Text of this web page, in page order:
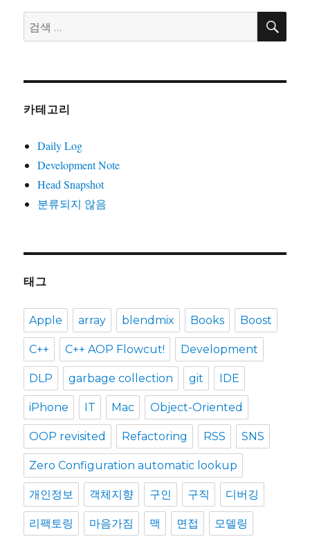
는
것:
흐
검
색:
검
카테고리
Daily Log
Development Note
Head Snapshot
분류되지 않음
태그
Apple array blendmix Books Boost
C++ C++ AOP Flowcut! Development
DLP garbage collection git IDE
iPhone IT Mac Object-Oriented
OOP revisited Refactoring RSS SNS
Zero Configuration automatic lookup
개인정보 객체지향 구인 구직 디버깅
리팩토링 마음가짐 맥 면접 모델링